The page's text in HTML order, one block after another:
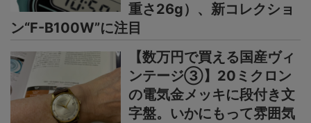
重さ26g）、新コレクショ
ン“F-B100W”に注目
【数万円で買える国産ヴィ
ンテージ③】20ミクロン
の電気金メッキに段付き文
字盤。いかにもって雰囲気